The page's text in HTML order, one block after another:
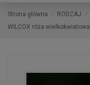
Strona główna RODZAJ
WILCOX róża wielkokwiatowa